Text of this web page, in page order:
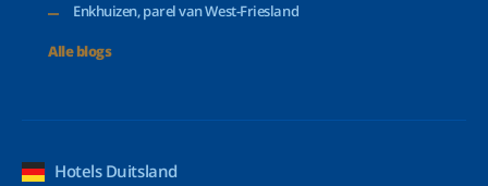
Enkhuizen, parel van West-Friesland
Alle blogs
Hotels Duitsland